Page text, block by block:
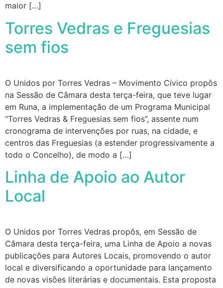
maior […]
Torres Vedras e Freguesias
sem fios
O Unidos por Torres Vedras – Movimento Cívico propôs
na Sessão de Câmara desta terça-feira, que teve lugar
em Runa, a implementação de um Programa Municipal
“Torres Vedras & Freguesias sem fios”, assente num
cronograma de intervenções por ruas, na cidade, e
centros das Freguesias (a estender progressivamente a
todo o Concelho), de modo a […]
Linha de Apoio ao Autor
Local
O Unidos por Torres Vedras propôs, em Sessão de
Câmara desta terça-feira, uma Linha de Apoio a novas
publicações para Autores Locais, promovendo o autor
local e diversificando a oportunidade para lançamento
de novas visões literárias e documentais. Esta proposta